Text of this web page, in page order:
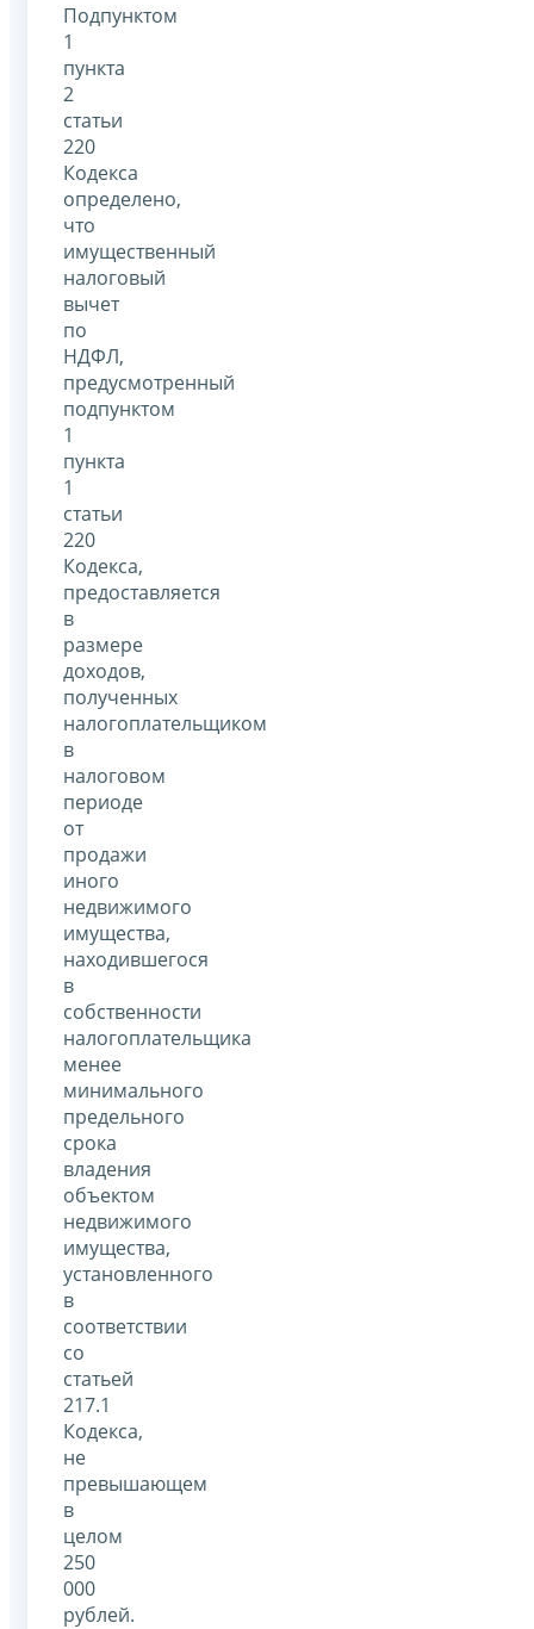
Подпунктом
1
пункта
2
статьи
220
Кодекса
определено,
что
имущественный
налоговый
вычет
по
НДФЛ,
предусмотренный
подпунктом
1
пункта
1
статьи
220
Кодекса,
предоставляется
в
размере
доходов,
полученных
налогоплательщиком
в
налоговом
периоде
от
продажи
иного
недвижимого
имущества,
находившегося
в
собственности
налогоплательщика
менее
минимального
предельного
срока
владения
объектом
недвижимого
имущества,
установленного
в
соответствии
со
статьей
217.1
Кодекса,
не
превышающем
в
целом
250
000
рублей.